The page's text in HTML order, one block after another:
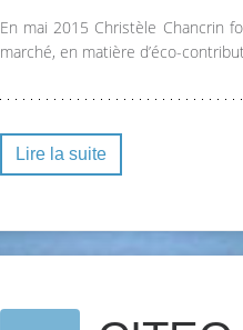
En mai 2015 Christèle Chancrin
marché, en matière d’éco-
Lire la suite